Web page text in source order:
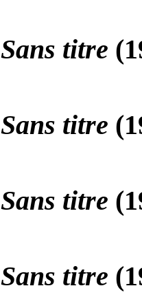
Sans titre
Sans titre
Sans titre
Sans titre